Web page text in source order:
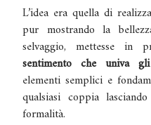
L’idea era quella di
pur mostrando la
selvaggio, mettesse in
sentimento che univa
elementi semplici e
qualsiasi coppia
formalità.